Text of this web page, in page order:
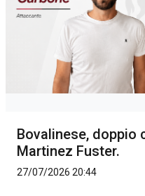
Bovalinese, doppio
Martinez Fuster.
27/07/2026 20:44